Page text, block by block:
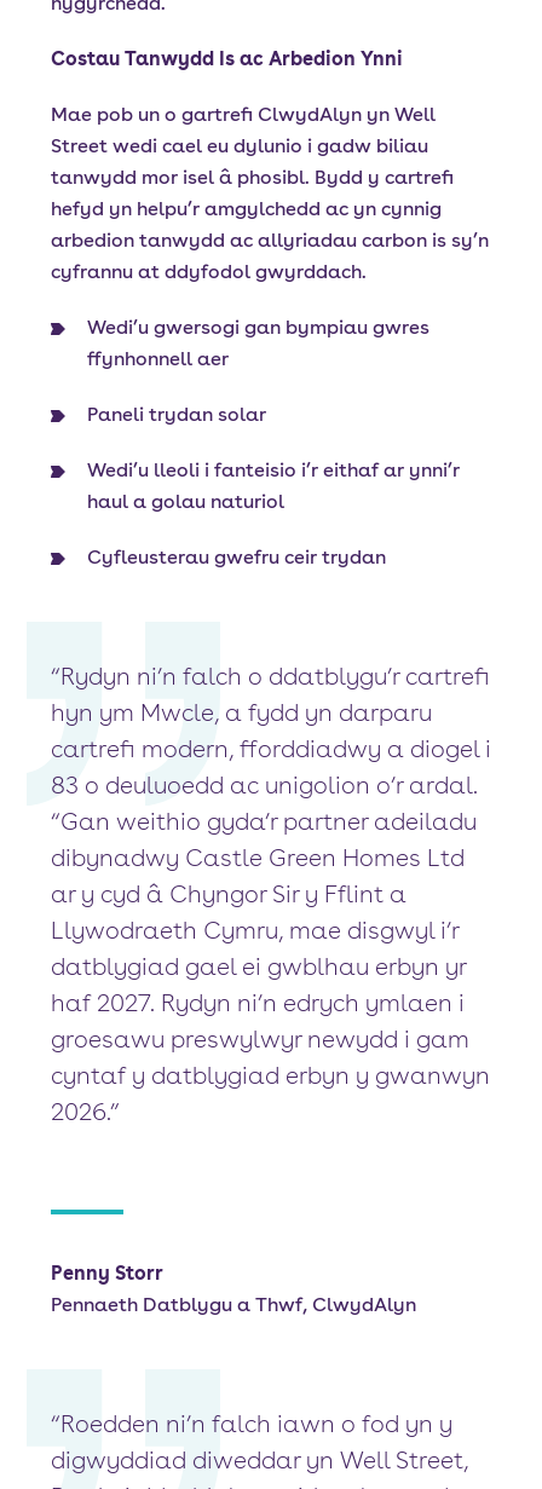
Costau Tanwydd Is ac Arbedion Ynni
Mae pob un o gartrefi ClwydAlyn yn Well
Street wedi cael eu dylunio i gadw biliau
tanwydd mor isel â phosibl. Bydd y cartrefi
hefyd yn helpu’r amgylchedd ac yn cynnig
arbedion tanwydd ac allyriadau carbon is sy’n
cyfrannu at ddyfodol gwyrddach.
Wedi’u gwersogi gan bympiau gwres
ffynhonnell aer
Paneli trydan solar
Wedi’u lleoli i fanteisio i’r eithaf ar ynni’r
haul a golau naturiol
Cyfleusterau gwefru ceir trydan
“Rydyn ni’n falch o ddatblygu’r cartrefi
hyn ym Mwcle, a fydd yn darparu
cartrefi modern, fforddiadwy a diogel i
83 o deuluoedd ac unigolion o’r ardal.
“Gan weithio gyda’r partner adeiladu
dibynadwy Castle Green Homes Ltd
ar y cyd â Chyngor Sir y Fflint a
Llywodraeth Cymru, mae disgwyl i’r
datblygiad gael ei gwblhau erbyn yr
haf 2027. Rydyn ni’n edrych ymlaen i
groesawu preswylwyr newydd i gam
cyntaf y datblygiad erbyn y gwanwyn
2026.”
Penny Storr
Pennaeth Datblygu a Thwf, ClwydAlyn
“Roedden ni’n falch iawn o fod yn y
digwyddiad diweddar yn Well Street,